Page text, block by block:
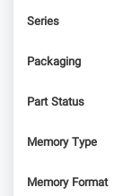
Series
Packaging
Part Status
Memory Type
Memory Format